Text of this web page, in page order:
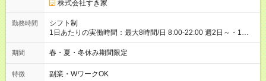
株式会社すき家
勤務時間
シフト制
1日あたりの実働時間：最大8時間/日 8:00-22:00 週2日～・1日
2h～OK◎ 基本は固定シフトですが、学校の試験や家庭の都合な
どイレギュラーにはもちろん対応します。 その際はお気軽にご
期間 春・夏・冬休み期間限定
特徴 副業・WワークOK